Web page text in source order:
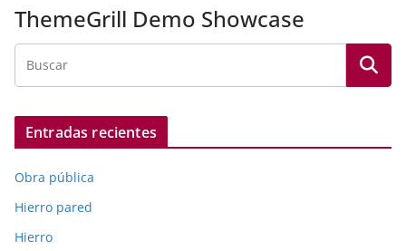
ThemeGrill Demo Showcase
Entradas recientes
Obra pública
Hierro pared
Hierro